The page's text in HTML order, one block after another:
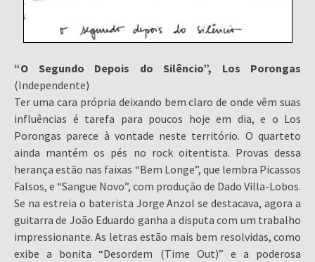
“O Segundo Depois do Silêncio”, Los Porongas
(Independente)
Ter uma cara própria deixando bem claro de onde vêm suas
influências é tarefa para poucos hoje em dia, e o Los
Porongas parece à vontade neste território. O quarteto
ainda mantém os pés no rock oitentista. Provas dessa
herança estão nas faixas “Bem Longe”, que lembra Picassos
Falsos, e “Sangue Novo”, com produção de Dado Villa-Lobos.
Se na estreia o baterista Jorge Anzol se destacava, agora a
guitarra de João Eduardo ganha a disputa com um trabalho
impressionante. As letras estão mais bem resolvidas, como
exibe a bonita “Desordem (Time Out)” e a poderosa